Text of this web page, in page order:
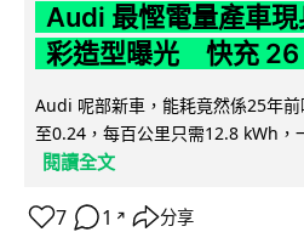
Audi 最慳電量產車
彩造型曝光 快充 26
Audi 呢部新車，能耗竟然係25年
至0.24，每百公里只需12.8 kWh，
閱讀全文
7 1 ↗ 分享